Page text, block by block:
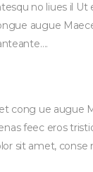
no liues il
augue
cong ue augue
feec eros
sit amet, conse